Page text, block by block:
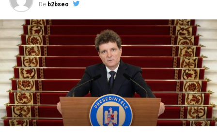
2021.
Articolul precedentELCEN: Sistemul de termoficare al
Capitalei este în colaps, soluția e fuziunea cu
Termoenergetica
De b2bseo